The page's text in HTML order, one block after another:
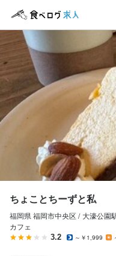
ログ
食べログ求人TOP
マイページ管理
気になる求人
検索履歴・保存した条件
ちょことちーずと私
福岡県 福岡市中央区 / 大濠公園
カフェ
3.2 ～￥1,999
アルバイト・パート ちょことち
ホールスタッ
ホールスタッフ・
1,060円〜
昇給あり
勤務時間
13:00~18:00【変動あり、融
ランチタイムのみ勤務OK ダブル
自由シフト制(毎回、時間・曜日を選べ
アルバイト・パート ちょことち
ホールスタッ
ホールスタッフ・
1,060円〜
昇給あり 給与前払いOK 扶養
勤務時間
13:00~18:00【変動あり、融
ランチタイムのみ勤務OK ダブル
自由シフト制(毎回、時間・曜日を選べ